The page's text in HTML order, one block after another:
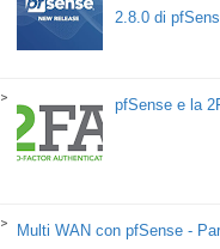
2.8.0 di
pfSense e la
Multi WAN con pfSense -